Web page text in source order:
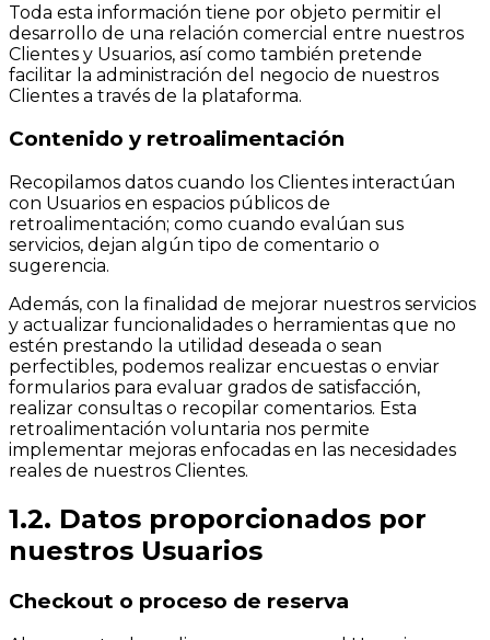
Toda esta información tiene por objeto permitir el
desarrollo de una relación comercial entre nuestros
Clientes y Usuarios, así como también pretende
facilitar la administración del negocio de nuestros
Clientes a través de la plataforma.
Contenido y retroalimentación
Recopilamos datos cuando los Clientes interactúan
con Usuarios en espacios públicos de
retroalimentación; como cuando evalúan sus
servicios, dejan algún tipo de comentario o
sugerencia.
Además, con la finalidad de mejorar nuestros servicios
y actualizar funcionalidades o herramientas que no
estén prestando la utilidad deseada o sean
perfectibles, podemos realizar encuestas o enviar
formularios para evaluar grados de satisfacción,
realizar consultas o recopilar comentarios. Esta
retroalimentación voluntaria nos permite
implementar mejoras enfocadas en las necesidades
reales de nuestros Clientes.
1.2. Datos proporcionados por
nuestros Usuarios
Checkout o proceso de reserva